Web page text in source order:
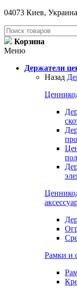
04073 Киев, Украина
Корзина
Меню
Держатели
Назад
Рамки и